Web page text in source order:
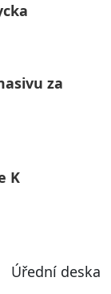
za
K
Úřední deska